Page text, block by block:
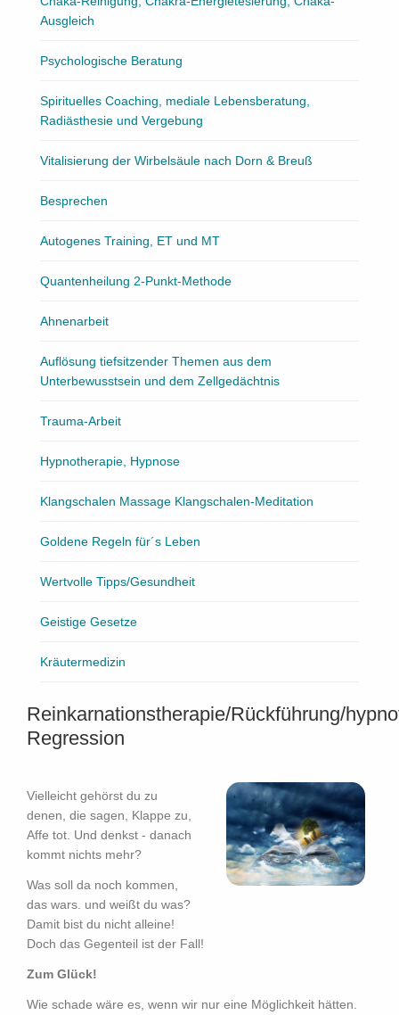
Ausgleich
Psychologische Beratung
Spirituelles Coaching, mediale Lebensberatung,
Radiästhesie und Vergebung
Vitalisierung der Wirbelsäule nach Dorn & Breuß
Besprechen
Autogenes Training, ET und MT
Quantenheilung 2-Punkt-Methode
Ahnenarbeit
Auflösung tiefsitzender Themen aus dem
Unterbewusstsein und dem Zellgedächtnis
Trauma-Arbeit
Hypnotherapie, Hypnose
Klangschalen Massage Klangschalen-Meditation
Goldene Regeln für´s Leben
Wertvolle Tipps/Gesundheit
Geistige Gesetze
Kräutermedizin
Reinkarnationstherapie/Rückführung/
Regression
Vielleicht gehörst du zu
denen, die sagen, Klappe zu,
Affe tot. Und denkst - danach
kommt nichts mehr?
Was soll da noch kommen,
das wars. und weißt du was?
Damit bist du nicht alleine!
Doch das Gegenteil ist der Fall!
Zum Glück!
Wie schade wäre es, wenn wir nur eine Möglichkeit hätten.